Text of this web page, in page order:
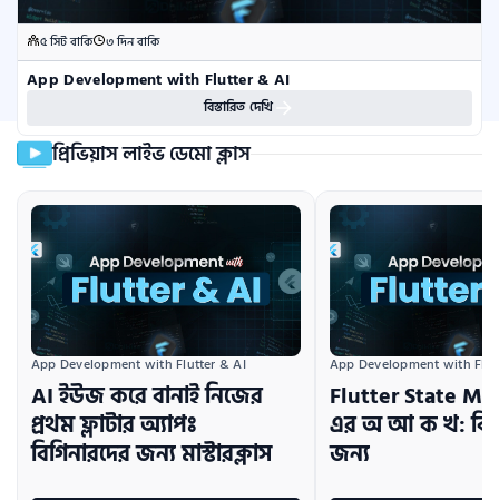
৫ সিট বাকি ৩ দিন বাকি
App Development with Flutter & AI
বিস্তারিত দেখি
প্রিভিয়াস লাইভ ডেমো ক্লাস
App Development with Flutter & AI
AI ইউজ করে বানাই নিজের
প্রথম ফ্লাটার অ্যাপঃ
বিগিনারদের জন্য মাস্টারক্লাস
App Development with
Flutter State
এর অ আ ক খ:
জন্য